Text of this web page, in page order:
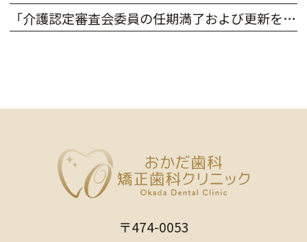
「介護認定審査会委員の任期満了および更新を致しました」
〒474-0053